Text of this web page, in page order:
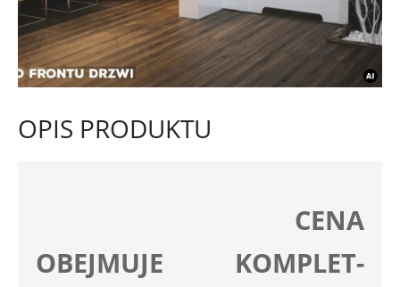
OPIS PRODUKTU
CENA
OBEJMUJE KOMPLET-